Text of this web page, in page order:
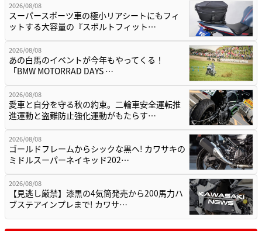
2026/08/08
スーパースポーツ車の極小リアシートにもフィ
ットする大容量の『スポルトフィット…
2026/08/08
あの白馬のイベントが今年もやってくる！
「BMW MOTORRAD DAYS …
2026/08/08
愛車と自分を守る秋の約束。二輪車安全運転推
進運動と盗難防止強化運動がもたらす…
2026/08/08
ゴールドフレームからシックな黒へ! カワサキの
ミドルスーパーネイキッド202…
2026/08/08
【見逃し厳禁】漆黒の4気筒発売から200馬力ハ
ブステアインプレまで! カワサ…